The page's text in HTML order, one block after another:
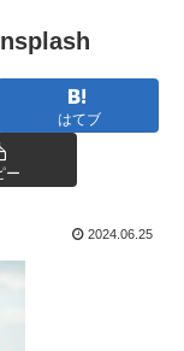
はてブ
ー
2024.06.25